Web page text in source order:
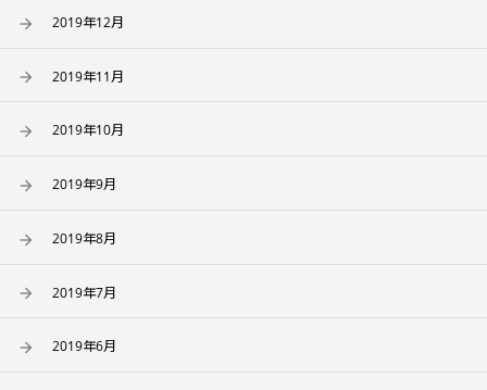
2019年12月
2019年11月
2019年10月
2019年9月
2019年8月
2019年7月
2019年6月